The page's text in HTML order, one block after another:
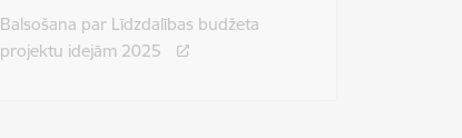
Balsošana par Līdzdalības budžeta
projektu idejām 2025